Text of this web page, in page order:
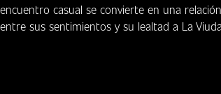
encuentro casual se convierte en una
entre sus sentimientos y su lealtad a La